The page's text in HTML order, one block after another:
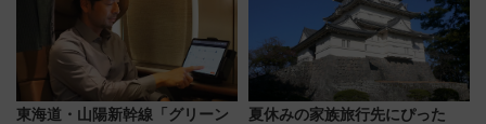
東海道・山陽新幹線「グリーン
夏休みの家族旅行先にぴった